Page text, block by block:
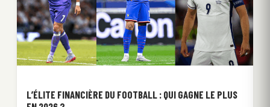
L’ÉLITE FINANCIÈRE DU FOOTBALL : QUI GAGNE LE PLUS